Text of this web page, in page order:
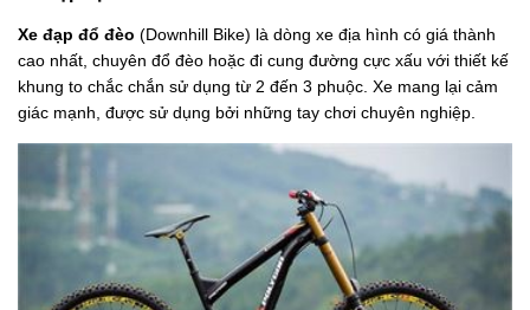
Xe đạp đổ đèo (Downhill Bike) là dòng xe địa hình có giá thành
cao nhất, chuyên đổ đèo hoặc đi cung đường cực xấu với thiết kế
khung to chắc chắn sử dụng từ 2 đến 3 phuộc. Xe mang lại cảm
giác mạnh, được sử dụng bởi những tay chơi chuyên nghiệp.